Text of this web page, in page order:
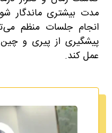
مدت بیشتری ماندگار
انجام جلسات منظم
پیشگیری از پیری و
عمل کند.